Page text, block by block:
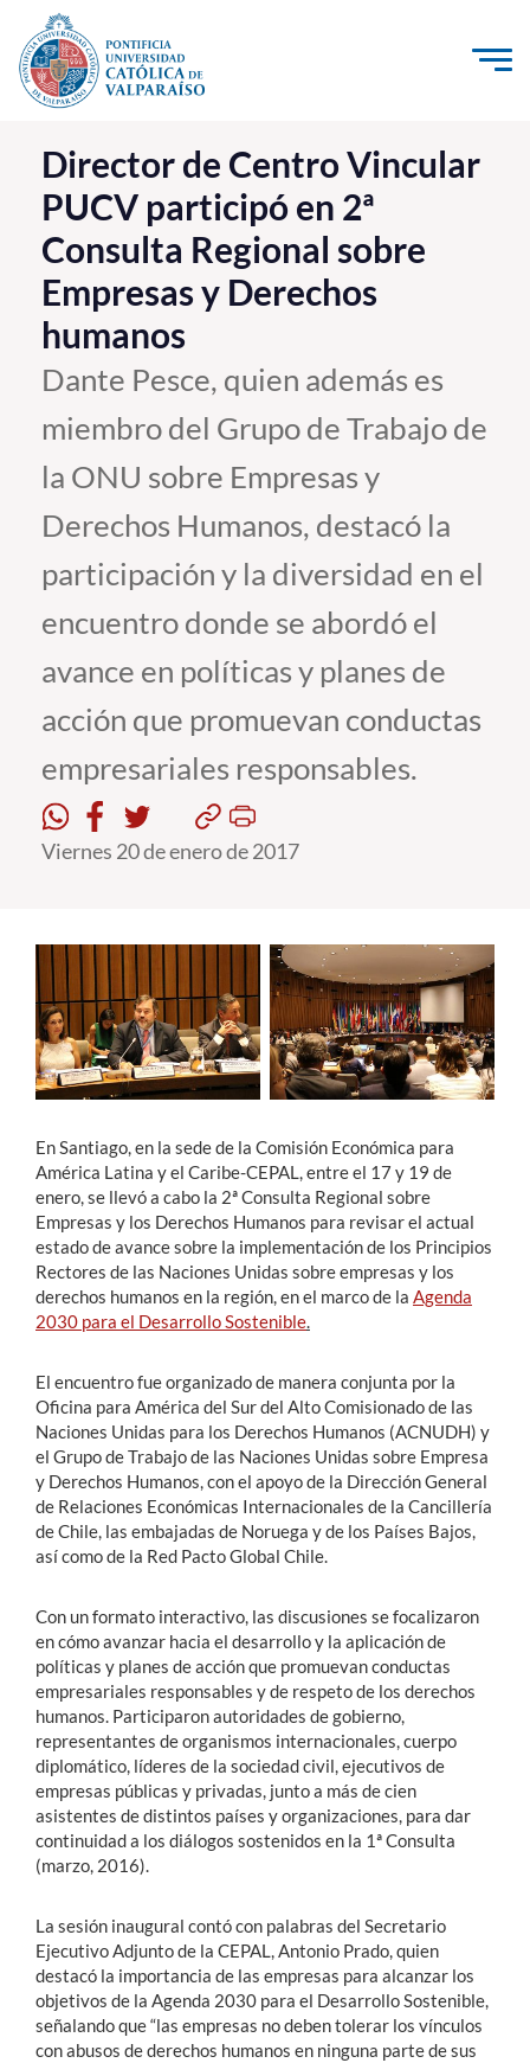
Click acá para ir directamente al contenido
La Universidad
Investigación, Creación e Innovación
PUCV Internacional
Vinculación con el Medio
Admisión
Pregrado
Postgrado
Formación Continua
Estudiantes
Académicos
Funcionarios
Alumni
English
Director de Centro Vincular
PUCV participó en 2ª
Consulta Regional sobre
Empresas y Derechos
humanos
Dante Pesce, quien además es
miembro del Grupo de Trabajo de
la ONU sobre Empresas y
Derechos Humanos, destacó la
participación y la diversidad en el
encuentro donde se abordó el
avance en políticas y planes de
acción que promuevan conductas
empresariales responsables.
Viernes 20 de enero de 2017
En Santiago, en la sede de la Comisión Económica para
América Latina y el Caribe-CEPAL, entre el 17 y 19 de
enero, se llevó a cabo la 2ª Consulta Regional sobre
Empresas y los Derechos Humanos para revisar el actual
estado de avance sobre la implementación de los Principios
Rectores de las Naciones Unidas sobre empresas y los
derechos humanos en la región, en el marco de la Agenda
2030 para el Desarrollo Sostenible.
El encuentro fue organizado de manera conjunta por la
Oficina para América del Sur del Alto Comisionado de las
Naciones Unidas para los Derechos Humanos (ACNUDH) y
el Grupo de Trabajo de las Naciones Unidas sobre Empresa
y Derechos Humanos, con el apoyo de la Dirección General
de Relaciones Económicas Internacionales de la Cancillería
de Chile, las embajadas de Noruega y de los Países Bajos,
así como de la Red Pacto Global Chile.
Con un formato interactivo, las discusiones se focalizaron
en cómo avanzar hacia el desarrollo y la aplicación de
políticas y planes de acción que promuevan conductas
empresariales responsables y de respeto de los derechos
humanos. Participaron autoridades de gobierno,
representantes de organismos internacionales, cuerpo
diplomático, líderes de la sociedad civil, ejecutivos de
empresas públicas y privadas, junto a más de cien
asistentes de distintos países y organizaciones, para dar
continuidad a los diálogos sostenidos en la 1ª Consulta
(marzo, 2016).
La sesión inaugural contó con palabras del Secretario
Ejecutivo Adjunto de la CEPAL, Antonio Prado, quien
destacó la importancia de las empresas para alcanzar los
objetivos de la Agenda 2030 para el Desarrollo Sostenible,
señalando que “las empresas no deben tolerar los vínculos
con abusos de derechos humanos en ninguna parte de sus